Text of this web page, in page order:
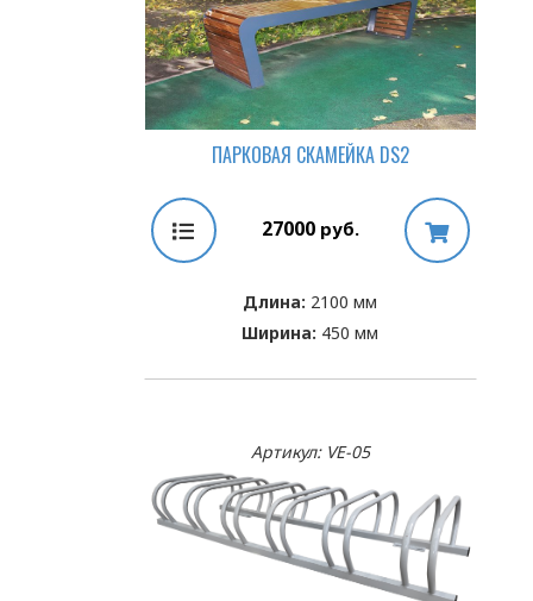
ПАРКОВАЯ СКАМЕЙКА DS2
27000руб.
Длина: 2100 мм
Ширина: 450 мм
Артикул: VE-05